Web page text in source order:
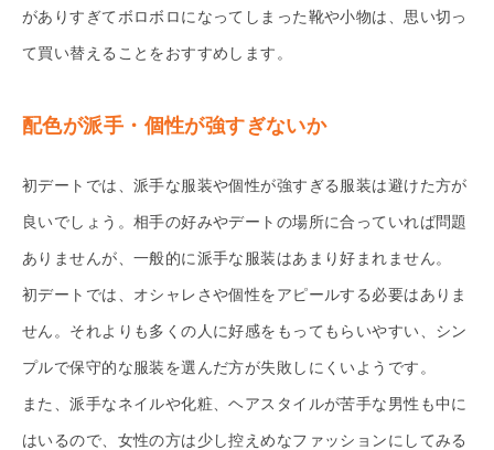
がありすぎてボロボロになってしまった靴や小物は、思い切っ
て買い替えることをおすすめします。
配色が派手・個性が強すぎないか
初デートでは、派手な服装や個性が強すぎる服装は避けた方が
良いでしょう。相手の好みやデートの場所に合っていれば問題
ありませんが、一般的に派手な服装はあまり好まれません。
初デートでは、オシャレさや個性をアピールする必要はありま
せん。それよりも多くの人に好感をもってもらいやすい、シン
プルで保守的な服装を選んだ方が失敗しにくいようです。
また、派手なネイルや化粧、ヘアスタイルが苦手な男性も中に
はいるので、女性の方は少し控えめなファッションにしてみる